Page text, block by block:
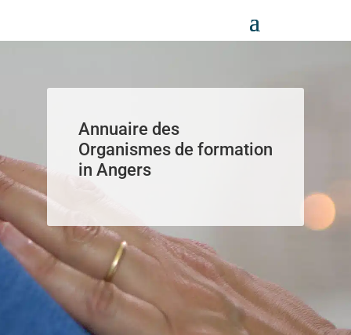
Annuaire des
Organismes de formation
in Angers